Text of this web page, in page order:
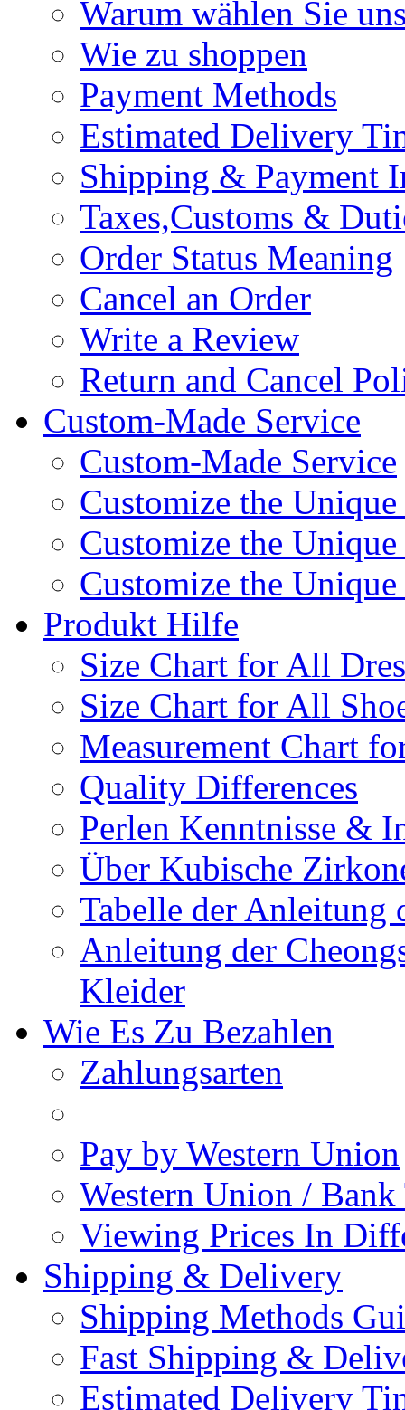
Warum wählen Sie
Wie zu shoppen
Payment Methods
Estimated Delivery
Shipping & Payment
Taxes,Customs &
Order Status Meaning
Cancel an Order
Write a Review
Return and Cancel
Custom-Made Service
Custom-Made Service
Customize the
Customize the Unique
Customize the Unique
Produkt Hilfe
Size Chart for All
Size Chart for All
Measurement Chart
Quality Differences
Perlen Kenntnisse &
Über Kubische
Tabelle der Anleitung
Anleitung der
Kleider
Wie Es Zu Bezahlen
Zahlungsarten
Pay by Western Union
Western Union / Bank
Viewing Prices In
Shipping & Delivery
Shipping Methods
Fast Shipping &
Estimated Delivery